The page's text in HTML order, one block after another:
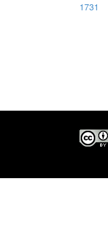
1731